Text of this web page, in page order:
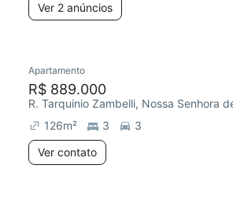
Ver 2 anúncios
Apartamento
R$ 889.000
R. Tarquinio Zambelli, Nossa Senhora
126m² 3
3
Ver contato